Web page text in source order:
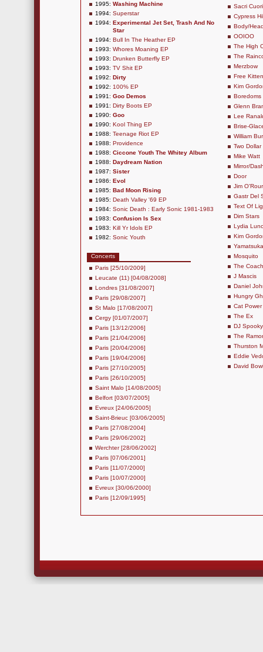
1995: Washing Machine
1994: Superstar
1994: Experimental Jet Set, Trash And No
Star
1994: Bull In The Heather EP
1993: Whores Moaning EP
1993: Drunken Butterfly EP
1993: TV Shit EP
1992: Dirty
1992: 100% EP
1991: Goo Demos
1991: Dirty Boots EP
1990: Goo
1990: Kool Thing EP
1988: Teenage Riot EP
1988: Providence
1988: Ciccone Youth The Whitey Album
1988: Daydream Nation
1987: Sister
1986: Evol
1985: Bad Moon Rising
1985: Death Valley '69 EP
1984: Sonic Death : Early Sonic 1981-1983
1983: Confusion Is Sex
1983: Kill Yr Idols EP
1982: Sonic Youth
Concerts
Paris [25/10/2009]
Leucate (11) [04/08/2008]
Londres [31/08/2007]
Paris [29/08/2007]
St Malo [17/08/2007]
Cergy [01/07/2007]
Paris [13/12/2006]
Paris [21/04/2006]
Paris [20/04/2006]
Paris [19/04/2006]
Paris [27/10/2005]
Paris [26/10/2005]
Saint Malo [14/08/2005]
Belfort [03/07/2005]
Evreux [24/06/2005]
Saint-Brieuc [03/06/2005]
Paris [27/08/2004]
Paris [29/06/2002]
Werchter [28/06/2002]
Paris [07/06/2001]
Paris [11/07/2000]
Paris [10/07/2000]
Evreux [30/06/2000]
Paris [12/09/1995]
Sacri Cuori
Cypress
Body/
OOIOO
The High
The
Merzbow
Free Kitten
Kim
Boredoms
Glenn
Lee
Brise-
William
Two Dollar
Mike Watt
Mirror/
Door
Jim
Gastr Del
Text Of
Dim Stars
Lydia
Kim
Mosquito
The
J Mascis
Daniel
Hungry
Cat Power
The Ex
DJ Spooky
The
Thurston
Eddie
David